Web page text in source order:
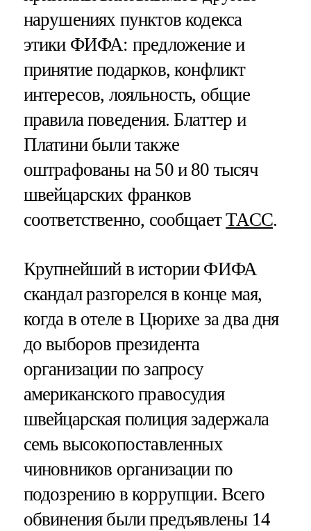
нарушениях пунктов кодекса
этики ФИФА: предложение и
принятие подарков, конфликт
интересов, лояльность, общие
правила поведения. Блаттер и
Платини были также
оштрафованы на 50 и 80 тысяч
швейцарских франков
соответственно, сообщаетТАСС.
Крупнейший в истории ФИФА
скандал разгорелся в конце мая,
когда в отеле в Цюрихе за два дня
до выборов президента
организации по запросу
американского правосудия
швейцарская полиция задержала
семь высокопоставленных
чиновников организации по
подозрению в коррупции. Всего
обвинения были предъявлены 14